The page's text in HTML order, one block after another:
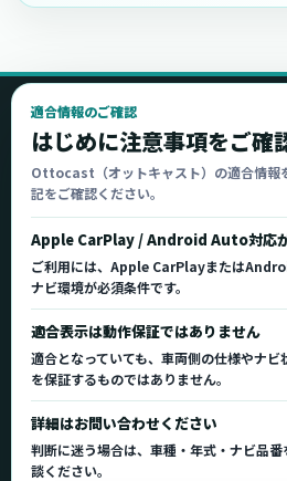
適合情報のご確認
はじめに注意事項をご確
Ottocast（オットキャスト）の適合情報
記をご確認ください。
Apple CarPlay / Android Auto対応
ご利用には、Apple CarPlayまたは
ナビ環境が必須条件です。
適合表示は動作保証ではありません
適合となっていても、車両側の仕様やナ
を保証するものではありません。
詳細はお問い合わせください
判断に迷う場合は、車種・年式・ナビ品
談ください。
Ottocast
オットキャスト
Ottocast正規販売代理店 Azgate株式
Ottocast（オットキャスト）の製品情
合、サポート情報を日本国内向けに整
ます。
正規販売代理店 車種適合情報 国内サポー
製品を探す
製品一覧
車種適合を確認
使